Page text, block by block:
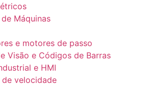
Máquinas
e motores de passo
Visão e Códigos de Barras
e HMI
de velocidade